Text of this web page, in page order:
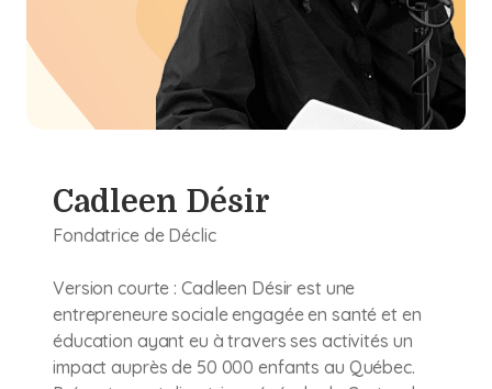
Cadleen Désir
Fondatrice de Déclic
Version courte : Cadleen Désir est une
entrepreneure sociale engagée en santé et en
éducation ayant eu à travers ses activités un
impact auprès de 50 000 enfants au Québec.